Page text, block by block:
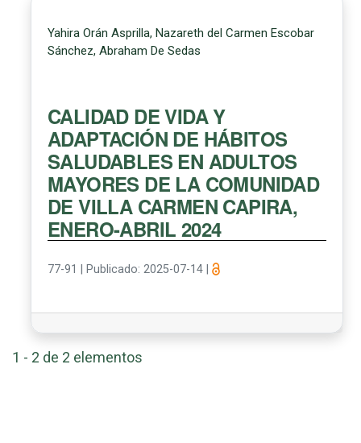
Yahira Orán Asprilla, Nazareth del Carmen Escobar
Sánchez, Abraham De Sedas
CALIDAD DE VIDA Y
ADAPTACIÓN DE HÁBITOS
SALUDABLES EN ADULTOS
MAYORES DE LA COMUNIDAD
DE VILLA CARMEN CAPIRA,
ENERO-ABRIL 2024
77-91 Publicado: 2025-07-14
1 - 2 de 2 elementos